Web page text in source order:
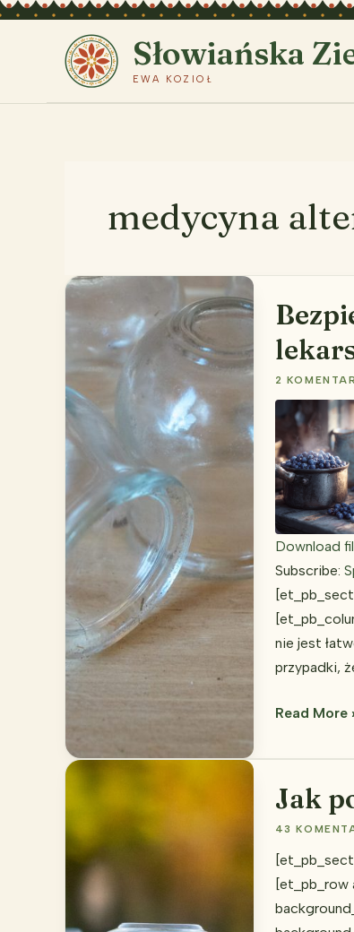
Przejdź
Słowiańska
EWA KOZIOŁ
medycyna
2
Spotify
RSS FEED
SHARE
LINK
EMBED
Download
Subscribe:
nie jest
przypadki,
lekarskich
Read More
Jak
43
[et_pb_row